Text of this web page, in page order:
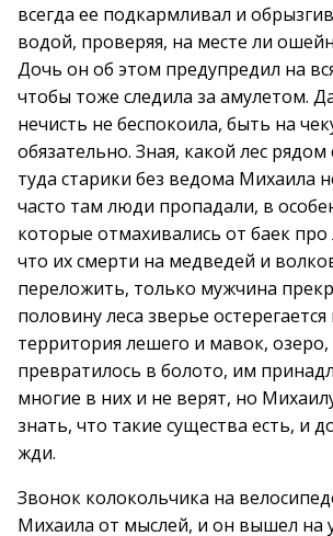
всегда ее подкармливал и
водой, проверяя, на месте ли
Дочь он об этом предупредил на
чтобы тоже следила за амулетом.
нечисть не беспокоила, быть на
обязательно. Зная, какой лес рядом
туда старики без ведома Михаила
часто там люди пропадали, в
которые отмахивались от баек про
что их смерти на медведей и
переложить, только мужчина
половину леса зверье
территория лешего и мавок,
превратилось в болото, им
многие в них и не верят, но
знать, что такие существа есть, и
жди.
Звонок колокольчика на
Михаила от мыслей, и он вышел на